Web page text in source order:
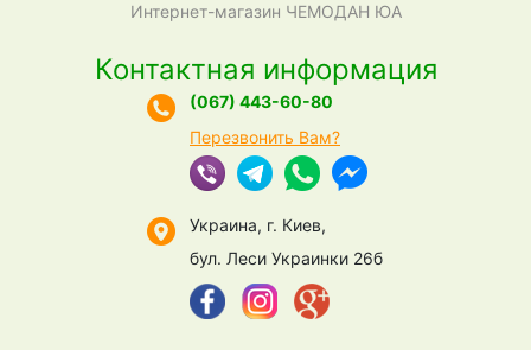
Интернет-магазин ЧЕМОДАН ЮА
Контактная информация
(067) 443-60-80
Перезвонить Вам?
Украина, г. Киев,
бул. Леси Украинки 26б